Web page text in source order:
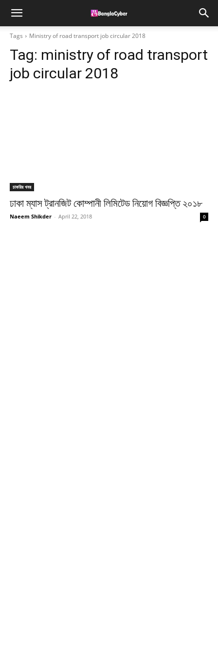
Tags Ministry of road transport job circular 2018
Tag: ministry of road transport
job circular 2018
চাকরির খবর
ঢাকা ম্যাস ট্রানজিট কোম্পানী লিমিটেড নিয়োগ বিজ্ঞপ্তি ২০১৮
Naeem Shikder - April 22, 2018 0